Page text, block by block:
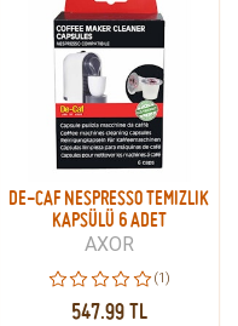
DE-CAF NESPRESSO TEMIZLIK
KAPSÜLÜ 6 ADET
AXOR
(1)
547.99 TL